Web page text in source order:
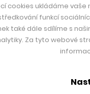
cookies ukládáme
funkcí
také dále sdílíme s
Za tyto webové